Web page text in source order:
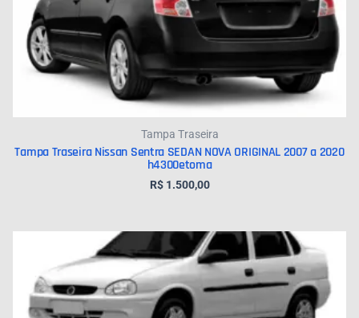
Tampa Traseira
Tampa Traseira Nissan Sentra SEDAN NOVA ORIGINAL 2007 a 2020
h4300etoma
R$1.500,00